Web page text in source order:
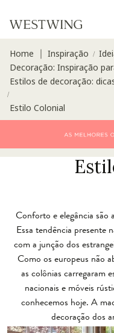
Home Inspiração /
Decoração: Inspiração
Estilos de decoração:
/
Estilo Colonial
Conforto e elegância são
Essa tendência presente
com a junção dos
Como os europeus não
as colônias carregaram
nacionais e móveis
conhecemos hoje. A
decoração dos